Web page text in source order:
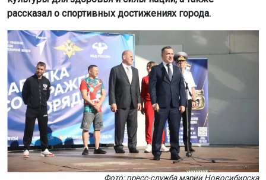
рассказал о спортивных достижениях города.
Фото: пресс-служба мэрии Новосибирска